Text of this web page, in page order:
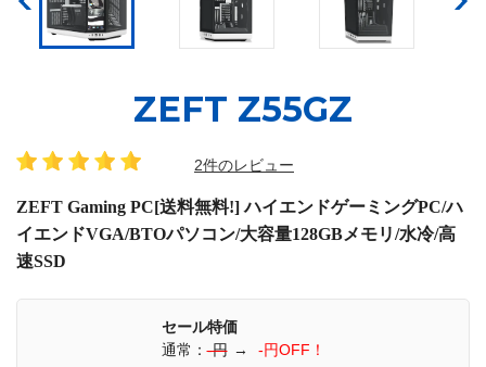
ZEFT Z55GZ
2件のレビュー
ZEFT Gaming PC[送料無料!] ハイエンドゲーミングPC/ハ
イエンドVGA/BTOパソコン/大容量128GBメモリ/水冷/高
速SSD
セール特価
通常：-円 → -円OFF！